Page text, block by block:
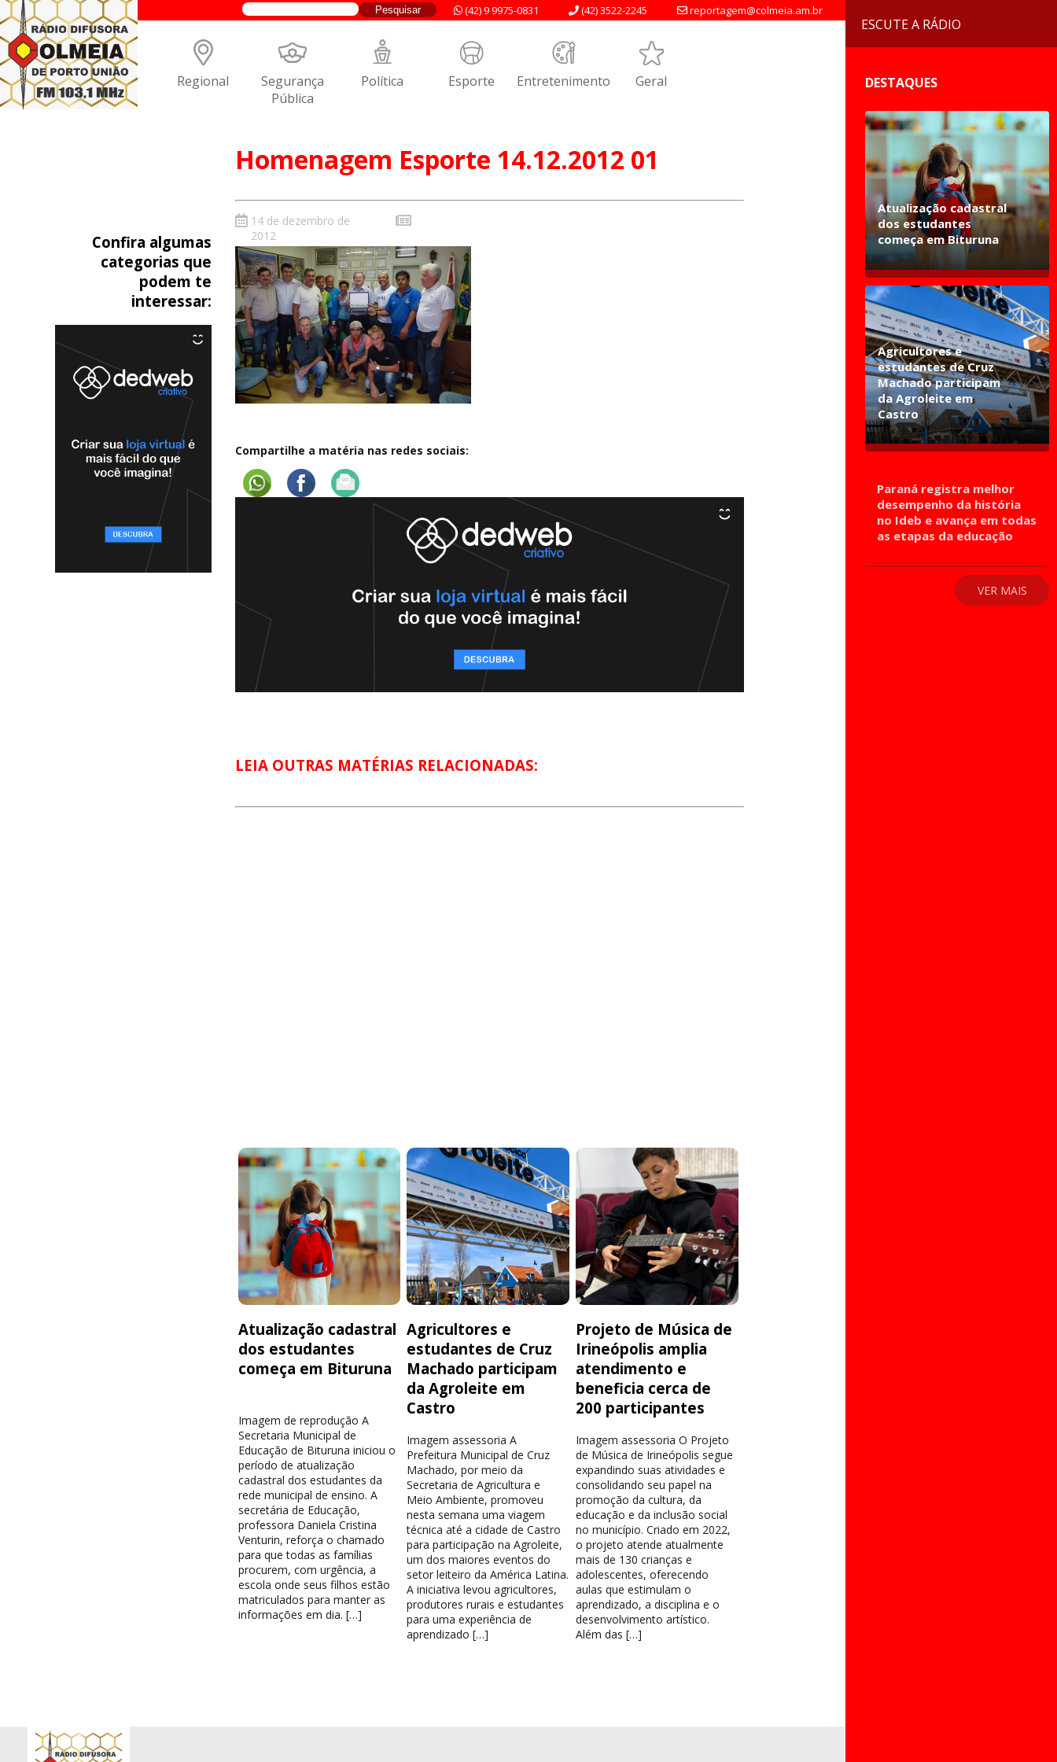
reportagem@colmeia.am.br
(42) 3522-2245
(42) 9 9975-0831
Regional Segurança
Pública
Política Esporte Entretenimento Geral
Homenagem Esporte 14.12.2012 01
Confira algumas
categorias que
podem te
interessar:
14 de dezembro de
2012
Compartilhe a matéria nas redes sociais:
LEIA OUTRAS MATÉRIAS RELACIONADAS:
Atualização cadastral
dos estudantes
começa em Bituruna
Imagem de reprodução A
Secretaria Municipal de
Educação de Bituruna iniciou o
período de atualização
cadastral dos estudantes da
rede municipal de ensino. A
secretária de Educação,
professora Daniela Cristina
Venturin, reforça o chamado
para que todas as famílias
procurem, com urgência, a
escola onde seus filhos estão
matriculados para manter as
informações em dia. […]
Agricultores e
estudantes de Cruz
Machado participam
da Agroleite em
Castro
Imagem assessoria A
Prefeitura Municipal de Cruz
Machado, por meio da
Secretaria de Agricultura e
Meio Ambiente, promoveu
nesta semana uma viagem
técnica até a cidade de Castro
para participação na Agroleite,
um dos maiores eventos do
setor leiteiro da América Latina.
A iniciativa levou agricultores,
produtores rurais e estudantes
para uma experiência de
aprendizado […]
Projeto de Música de
Irineópolis amplia
atendimento e
beneficia cerca de
200 participantes
Imagem assessoria O Projeto
de Música de Irineópolis segue
expandindo suas atividades e
consolidando seu papel na
promoção da cultura, da
educação e da inclusão social
no município. Criado em 2022,
o projeto atende atualmente
mais de 130 crianças e
adolescentes, oferecendo
aulas que estimulam o
aprendizado, a disciplina e o
desenvolvimento artístico.
Além das […]
ESCUTE A RÁDIO
DESTAQUES
Atualização cadastral
dos estudantes
começa em Bituruna
Agricultores e
estudantes de Cruz
Machado participam
da Agroleite em
Castro
Paraná registra melhor
desempenho da história
no Ideb e avança em todas
as etapas da educação
VER MAIS